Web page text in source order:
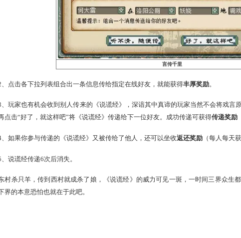
明眼辨真
所谓“知己知彼，百战不殆”，获得了《说谎经》怎能不拜读一下
1、使用物品栏中的《说谎经》，弹出如下界面。